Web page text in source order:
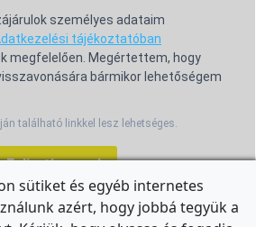
személyes adataim
tájékoztatóban
megfelelően. Megértettem, hogy
bármikor lehetőségem
található linkkel lesz lehetséges.
Feliratkozom!
sütiket és egyéb internetes
azért, hogy jobbá tegyük a